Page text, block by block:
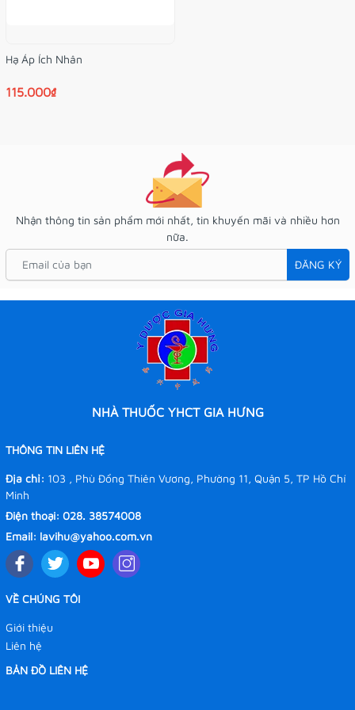
Hạ Áp Ích Nhân
115.000₫
Nhận thông tin sản phẩm mới nhất, tin khuyến mãi và nhiều hơn
nữa.
ĐĂNG KÝ
NHÀ THUỐC YHCT GIA HƯNG
THÔNG TIN LIÊN HỆ
Địa chỉ: 103 , Phù Đổng Thiên Vương, Phường 11, Quận 5, TP Hồ Chí
Minh
Điện thoại: 028. 38574008
Email: lavihu@yahoo.com.vn
VỀ CHÚNG TÔI
Giới thiệu
Liên hệ
BẢN ĐỒ LIÊN HỆ